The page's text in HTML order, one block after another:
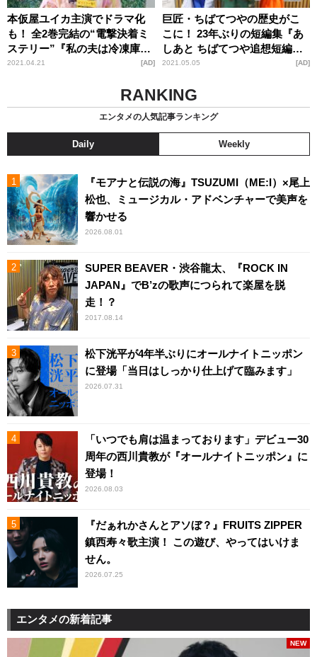
本仮屋ユイカ主演でドラマ化
も！ 全2巻完結の“電撃決着ミ
ステリー”『私の夫は冷凍庫に
眠っている』の魅力
2021.04.21 AD
巨匠・ちばてつやの歴史がこ
こに！ 23年ぶりの短編集『あ
しあと ちばてつや追想短編
集』の魅力を紹介
2021.05.05 AD
RANKING
エンタメの人気記事ランキング
Daily Weekly
『モアナと伝説の海』TSUZUMI（ME:I）×尾上
松也、ミュージカル・アドベンチャーで美声を
響かせる
2026.08.01
SUPER BEAVER・渋谷龍太、『ROCK IN
JAPAN』でB’zの歌声につられて楽屋を脱
走！？
2017.08.14
松下洸平が4年半ぶりにオールナイトニッポン
に登場「当日はしっかり仕上げて臨みます」
2026.07.31
「いつでも肩は温まっております」デビュー30
周年の西川貴教が『オールナイトニッポン』に
登場！
2026.08.03
『だぁれかさんとアソぼ？』FRUITS ZIPPER
鎮西寿々歌主演！ この遊び、やってはいけま
せん。
2026.07.25
エンタメの新着記事
NEW